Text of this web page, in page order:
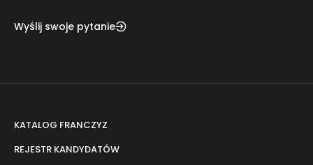
Wyślij swoje pytanie
KATALOG FRANCZYZ
REJESTR KANDYDATÓW